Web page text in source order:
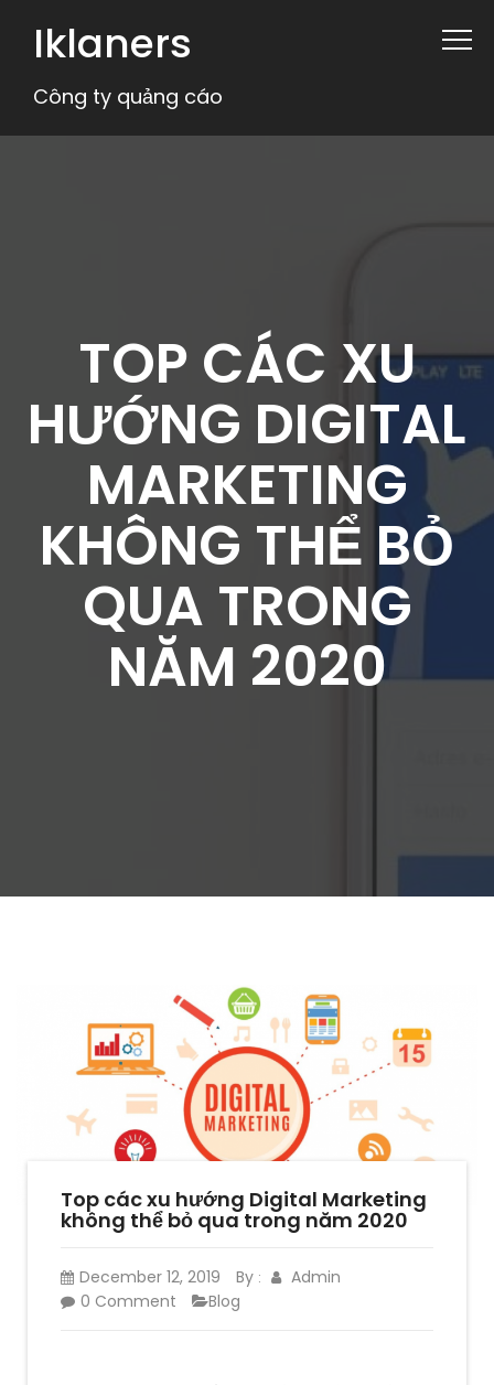
Iklaners
Công ty quảng cáo
TOP CÁC XU
HƯỚNG DIGITAL
MARKETING
KHÔNG THỂ BỎ
QUA TRONG
NĂM 2020
Top các xu hướng Digital Marketing
không thể bỏ qua trong năm 2020
December 12, 2019 By :
Admin
0 Comment
Blog